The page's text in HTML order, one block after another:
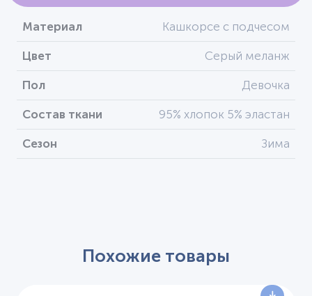
Материал Кашкорсе с подчесом
Цвет Серый меланж
Пол Девочка
Состав ткани 95% хлопок 5% эластан
Сезон Зима
Похожие товары